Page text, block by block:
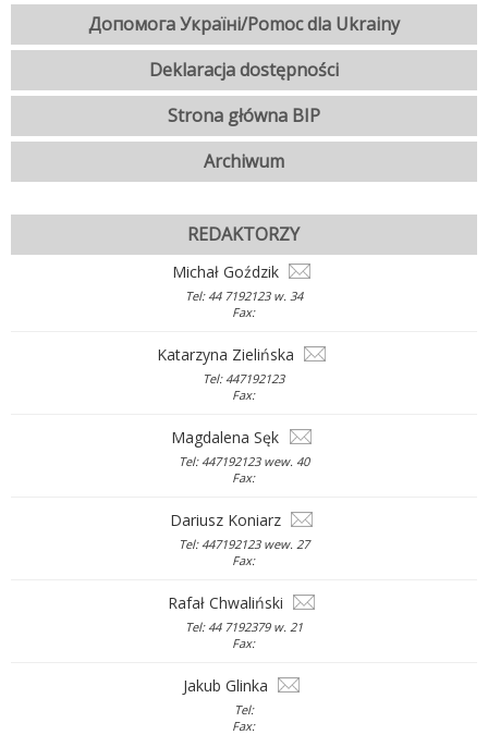
Допомога Україні/Pomoc dla Ukrainy
Deklaracja dostępności
Strona główna BIP
Archiwum
REDAKTORZY
Michał Goździk
Tel: 44 7192123 w. 34
Fax:
Katarzyna Zielińska
Tel: 447192123
Fax:
Magdalena Sęk
Tel: 447192123 wew. 40
Fax:
Dariusz Koniarz
Tel: 447192123 wew. 27
Fax:
Rafał Chwaliński
Tel: 44 7192379 w. 21
Fax:
Jakub Glinka
Tel:
Fax: